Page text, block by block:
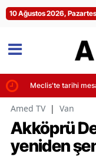
10 Ağustos 2026,
Meclis'te tarihi
Amed TV | Van
Akköprü
yeniden